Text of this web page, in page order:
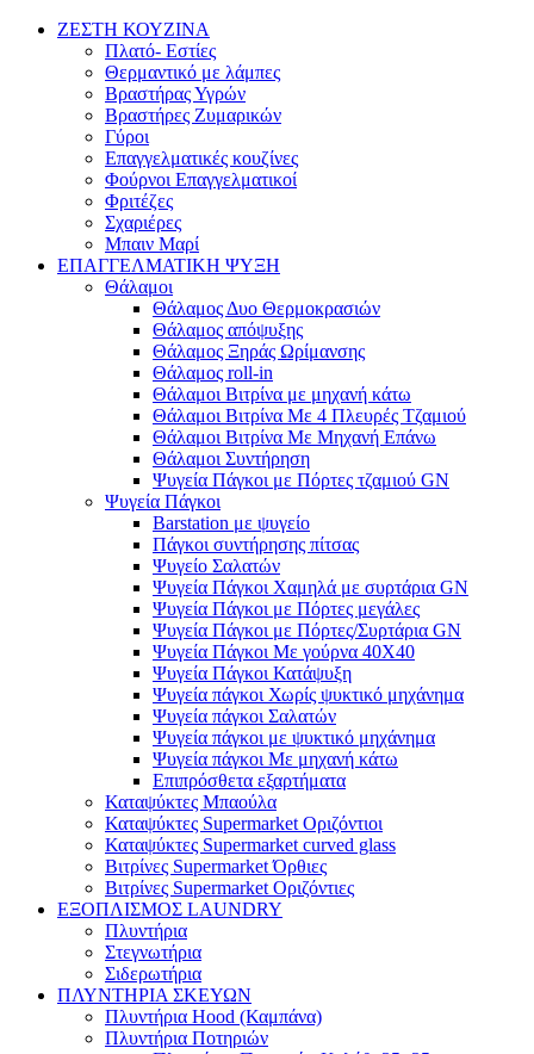
ΖΕΣΤΗ ΚΟΥΖΙΝΑ
Πλατό- Εστίες
Θερμαντικό με λάμπες
Βραστήρας Υγρών
Βραστήρες Ζυμαρικών
Γύροι
Επαγγελματικές κουζίνες
Φούρνοι Επαγγελματικοί
Φριτέζες
Σχαριέρες
Μπαιν Μαρί
ΕΠΑΓΓΕΛΜΑΤΙΚΗ ΨΥΞΗ
Θάλαμοι
Θάλαμος Δυο Θερμοκρασιών
Θάλαμος απόψυξης
Θάλαμος Ξηράς Ωρίμανσης
Θάλαμος roll-in
Θάλαμοι Βιτρίνα με μηχανή κάτω
Θάλαμοι Βιτρίνα Με 4 Πλευρές Τζαμιού
Θάλαμοι Βιτρίνα Με Μηχανή Επάνω
Θάλαμοι Συντήρηση
Ψυγεία Πάγκοι με Πόρτες τζαμιού GN
Ψυγεία Πάγκοι
Barstation με ψυγείο
Πάγκοι συντήρησης πίτσας
Ψυγείο Σαλατών
Ψυγεία Πάγκοι Χαμηλά με συρτάρια GN
Ψυγεία Πάγκοι με Πόρτες μεγάλες
Ψυγεία Πάγκοι με Πόρτες/Συρτάρια GN
Ψυγεία Πάγκοι Με γούρνα 40Χ40
Ψυγεία Πάγκοι Κατάψυξη
Ψυγεία πάγκοι Χωρίς ψυκτικό μηχάνημα
Ψυγεία πάγκοι Σαλατών
Ψυγεία πάγκοι με ψυκτικό μηχάνημα
Ψυγεία πάγκοι Με μηχανή κάτω
Επιπρόσθετα εξαρτήματα
Καταψύκτες Μπαούλα
Καταψύκτες Supermarket Οριζόντιοι
Καταψύκτες Supermarket curved glass
Βιτρίνες Supermarket Όρθιες
Βιτρίνες Supermarket Οριζόντιες
ΕΞΟΠΛΙΣΜΟΣ LAUNDRY
Πλυντήρια
Στεγνωτήρια
Σιδερωτήρια
ΠΛΥΝΤΗΡΙΑ ΣΚΕΥΩΝ
Πλυντήρια Hood (Καμπάνα)
Πλυντήρια Ποτηριών